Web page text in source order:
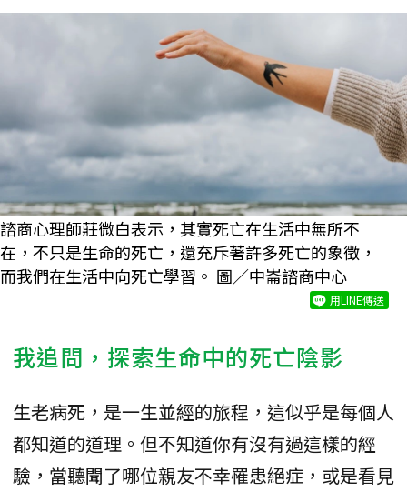
諮商心理師莊微白表示，其實死亡在生活中無所不
在，不只是生命的死亡，還充斥著許多死亡的象徵，
而我們在生活中向死亡學習。 圖／中崙諮商中心
用LINE傳送
我追問，探索生命中的死亡陰影
生老病死，是一生並經的旅程，這似乎是每個人
都知道的道理。但不知道你有沒有過這樣的經
驗，當聽聞了哪位親友不幸罹患絕症，或是看見